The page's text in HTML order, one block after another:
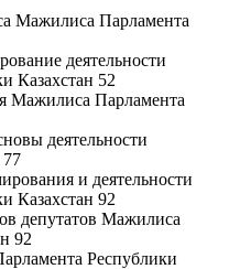
Мажилиса Парламента
деятельности
Казахстан 52
Мажилиса Парламента
деятельности
и деятельности
Казахстан 92
депутатов Мажилиса
92
Республики